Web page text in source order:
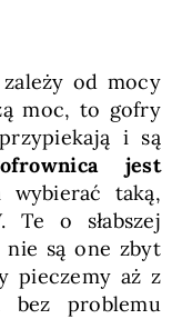
od mocy
moc, to gofry
i są
jest
wybierać taką,
Te o słabszej
są one zbyt
pieczemy aż z
bez problemu